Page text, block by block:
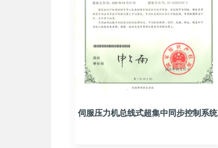
伺服压力机总线式超集中同步控制系统